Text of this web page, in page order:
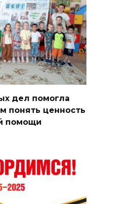
дел помогла
понять ценность
помощи